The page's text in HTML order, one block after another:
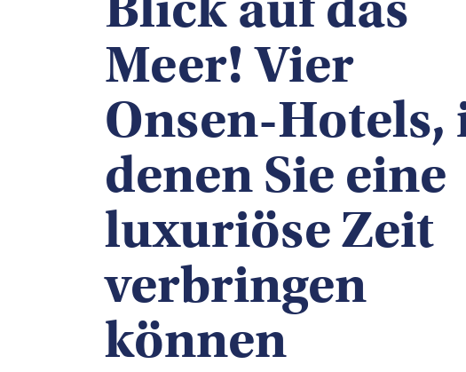
Meer! Vier
Onsen-Hotels,
denen Sie eine
luxuriöse Zeit
verbringen
können